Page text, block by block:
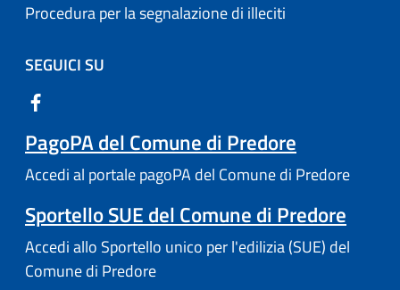
Procedura per la segnalazione di illeciti
SEGUICI SU
PagoPA del Comune di Predore
Accedi al portale pagoPA del Comune di Predore
Sportello SUE del Comune di Predore
Accedi allo Sportello unico per l'edilizia (SUE) del
Comune di Predore